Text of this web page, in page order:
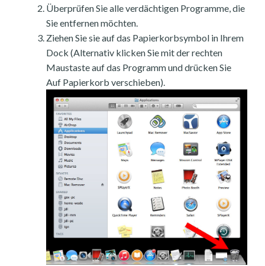
Überprüfen Sie alle verdächtigen Programme, die
Sie entfernen möchten.
Ziehen Sie sie auf das Papierkorbsymbol in Ihrem
Dock (Alternativ klicken Sie mit der rechten
Maustaste auf das Programm und drücken Sie
Auf Papierkorb verschieben).